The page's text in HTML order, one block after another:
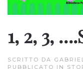
1, 2, 3,
SCRITTO DA
PUBBLICATO IN